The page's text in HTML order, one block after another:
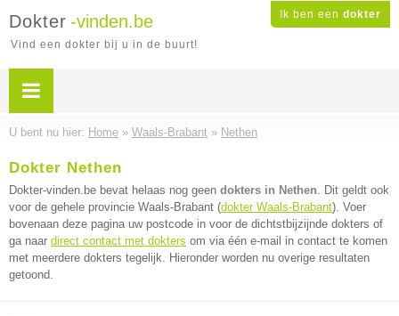
Ik ben een dokter
Dokter -vinden.be
Vind een dokter bij u in de buurt!
U bent nu hier: Home » Waals-Brabant » Nethen
Dokter Nethen
Dokter-vinden.be bevat helaas nog geen dokters in Nethen. Dit geldt ook
voor de gehele provincie Waals-Brabant (dokter Waals-Brabant). Voer
bovenaan deze pagina uw postcode in voor de dichtstbijzijnde dokters of
ga naar direct contact met dokters om via één e-mail in contact te komen
met meerdere dokters tegelijk. Hieronder worden nu overige resultaten
getoond.